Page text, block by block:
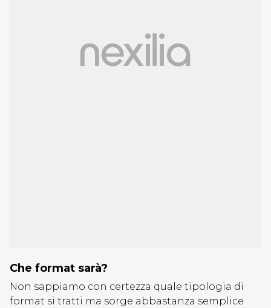
Che format sarà?
Non sappiamo con certezza quale tipologia di
format si tratti ma sorge abbastanza semplice